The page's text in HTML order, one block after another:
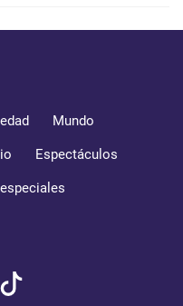
Mundo
Espectáculos